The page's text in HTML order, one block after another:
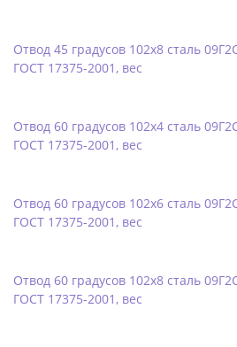
Отвод 45 градусов 102х8 сталь
ГОСТ 17375-2001, вес
Отвод 60 градусов 102х4 сталь
ГОСТ 17375-2001, вес
Отвод 60 градусов 102х6 сталь
ГОСТ 17375-2001, вес
Отвод 60 градусов 102х8 сталь
ГОСТ 17375-2001, вес